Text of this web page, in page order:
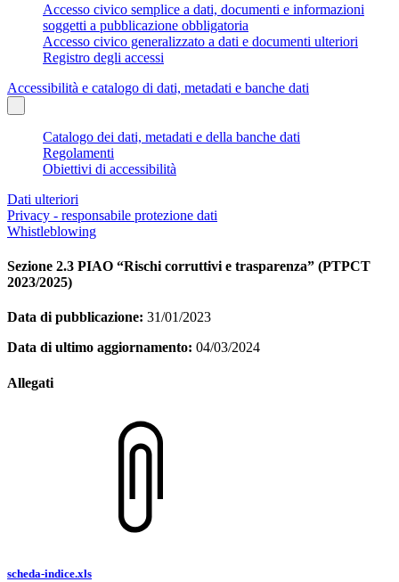
Accesso civico semplice a dati, documenti e informazioni
soggetti a pubblicazione obbligatoria
Accesso civico generalizzato a dati e documenti ulteriori
Registro degli accessi
Accessibilità e catalogo di dati, metadati e banche dati
Catalogo dei dati, metadati e della banche dati
Regolamenti
Obiettivi di accessibilità
Dati ulteriori
Privacy - responsabile protezione dati
Whistleblowing
Sezione 2.3 PIAO “Rischi corruttivi e trasparenza” (PTPCT
2023/2025)
Data di pubblicazione: 31/01/2023
Data di ultimo aggiornamento: 04/03/2024
Allegati
scheda-indice.xls